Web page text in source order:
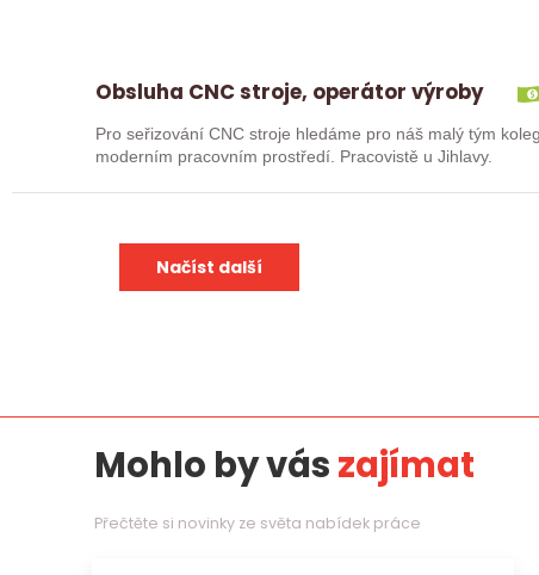
Obsluha CNC stroje, operátor výroby
Pro seřizování CNC stroje hledáme pro náš malý tým
moderním pracovním prostředí. Pracovistě u Jihlavy.
Načíst další
Mohlo by vászajímat
Přečtěte si novinky ze světa nabídek práce